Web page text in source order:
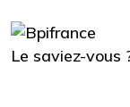
Le saviez-vous